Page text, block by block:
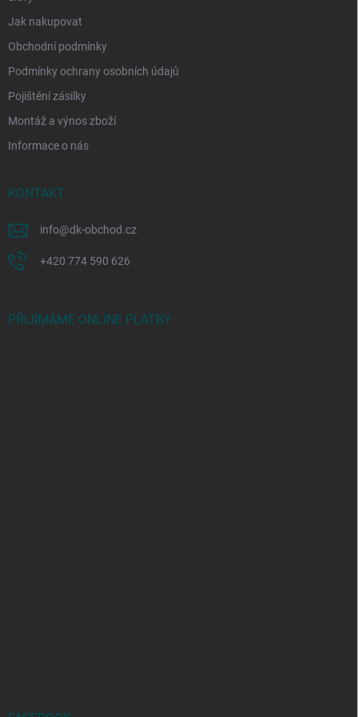
Jak nakupovat
Obchodní podmínky
Podmínky ochrany osobních údajů
Pojištění zásilky
Montáž a výnos zboží
Informace o nás
KONTAKT
info@dk-obchod.cz
+420 774 590 626
PŘIJÍMÁME ONLINE PLATBY